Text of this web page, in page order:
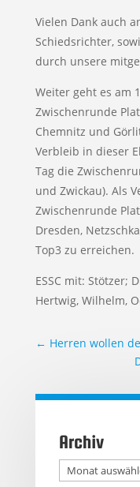
Vielen Dank auch
Schiedsrichter,
durch unsere
Weiter geht es am
Zwischenrunde
Chemnitz und
Verbleib in dieser
Tag die
und Zwickau). Als
Zwischenrunde
Dresden,
Top3 zu erreichen.
ESSC mit: Stötzer;
Hertwig, Wilhelm,
← Herren wollen
Archiv
Archiv